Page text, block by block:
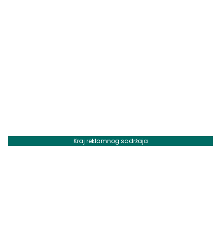
Kraj reklamnog sadržaja